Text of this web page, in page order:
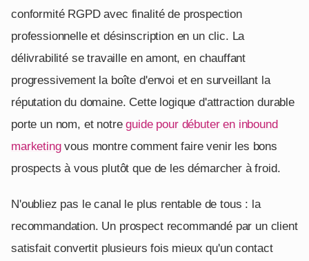
conformité RGPD avec finalité de prospection
professionnelle et désinscription en un clic. La
délivrabilité se travaille en amont, en chauffant
progressivement la boîte d'envoi et en surveillant la
réputation du domaine. Cette logique d'attraction durable
porte un nom, et notreguide pour débuter en inbound
marketingvous montre comment faire venir les bons
prospects à vous plutôt que de les démarcher à froid.
N'oubliez pas le canal le plus rentable de tous : la
recommandation. Un prospect recommandé par un client
satisfait convertit plusieurs fois mieux qu'un contact